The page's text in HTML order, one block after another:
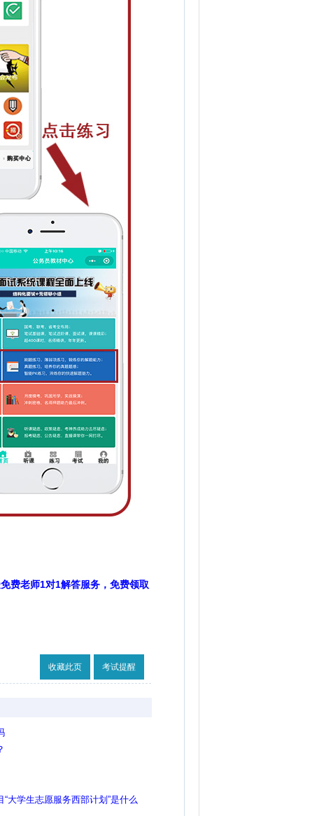
费老师1对1解答服务，免费领取
收藏此页 考试提醒
大学生志愿服务西部计划”是什么